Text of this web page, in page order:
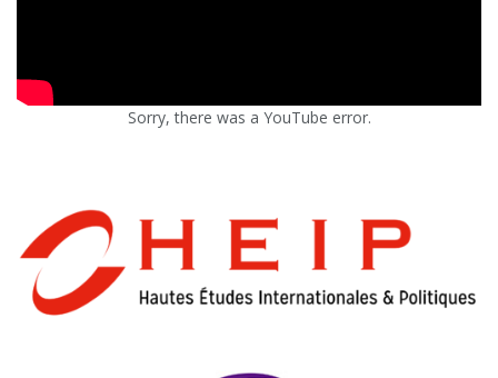
Sorry, there was a YouTube error.